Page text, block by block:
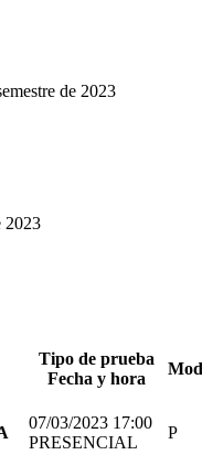
de 2023
2023
Tipo de prueba
Fecha y hora
07/03/2023 17:00
PRESENCIAL
P